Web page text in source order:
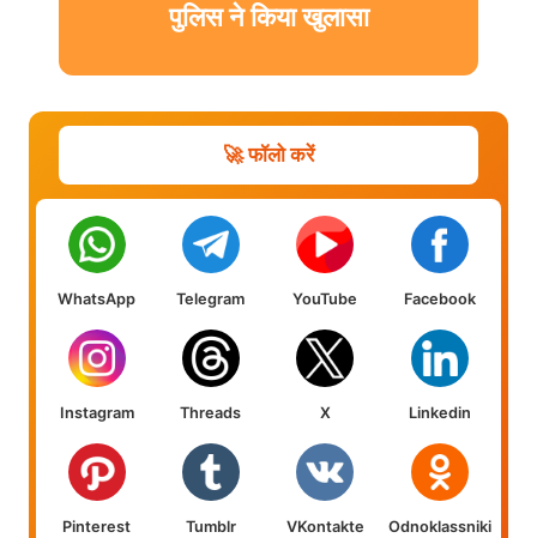
रंजिश में दोस्त ने चाकू से किए 14 वार,
🚀 फॉलो करें
WhatsApp Telegram YouTube Facebook
Instagram Threads X Linkedin
Pinterest Tumblr VKontakte Odnoklassniki